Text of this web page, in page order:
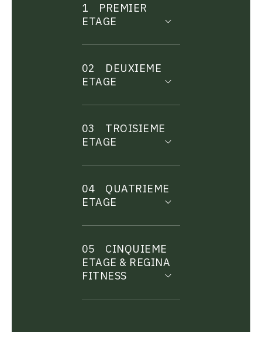
1
PREMIER
ETAGE
02
DEUXIEME
ETAGE
03
TROISIEME
ETAGE
04
QUATRIEME
ETAGE
05
CINQUIEME
ETAGE & REGINA
FITNESS